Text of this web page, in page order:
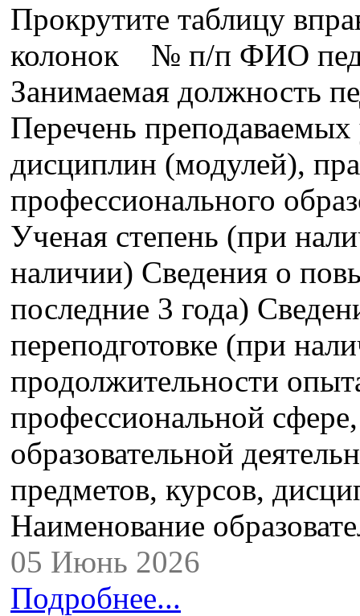
Прокрутите таблицу
колонок № п/п ФИО
Занимаемая должность
Перечень
дисциплин (модулей),
профессионального
Ученая степень (при
наличии) Сведения о
последние 3 года)
переподготовке (при
продолжительности
профессиональной
образовательной
предметов, курсов,
Наименование
05 Июнь 2026
Подробнее...